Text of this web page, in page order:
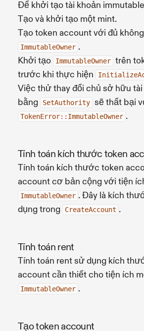
Để khởi tạo tài khoản
Tạo và khởi tạo một mint.
Tạo token account với đủ
ImmutableOwner .
Khởi tạo
ImmutableOwner trên
trước khi thực hiện
Việc thử thay đổi chủ sở hữu
bằng
SetAuthority sẽ thất bại
TokenError:: ImmutableOwner .
Tính toán kích thước token
Tính toán kích thước token
account cơ bản cộng với tiện
ImmutableOwner . Đây là kích
dụng trong
CreateAccount .
Tính toán rent
Tính toán rent sử dụng kích
account cần thiết cho tiện ích
ImmutableOwner .
Tạo token account